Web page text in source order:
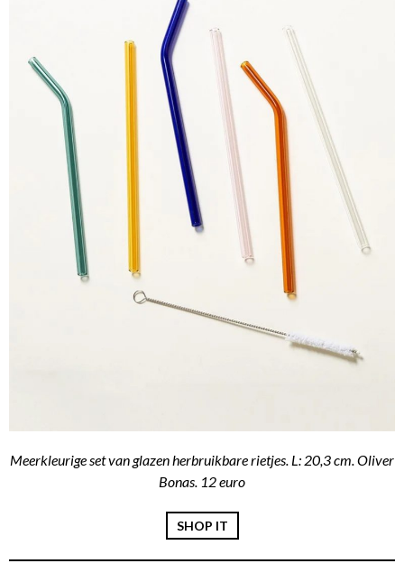
Meerkleurige set van glazen herbruikbare rietjes. L: 20,3 cm. Oliver
Bonas. 12 euro
SHOP IT